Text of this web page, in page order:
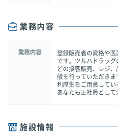
業務内容
業務内容
登録販売者の資格や
です。ツルハドラッ
どの接客販売、レジ
般を行っていただき
利厚生をご用意してい
あなたも正社員として
施設情報